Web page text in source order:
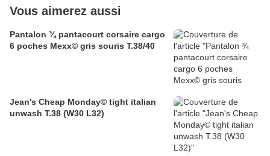
Vous aimerez aussi
Pantalon ¾ pantacourt corsaire cargo
6 poches Mexx© gris souris T.38/40
Jean's Cheap Monday© tight italian
unwash T.38 (W30 L32)